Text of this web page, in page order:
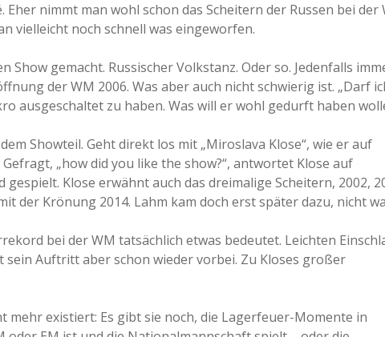
nimmt man wohl schon das Scheitern der Russen bei der
vielleicht noch schnell was eingeworfen.
Show gemacht. Russischer Volkstanz. Oder so. Jedenfalls
der WM 2006. Was aber auch nicht schwierig ist. „Darf
ausgeschaltet zu haben. Was will er wohl gedurft haben
Showteil. Geht direkt los mit „Miroslava Klose“, wie er auf
„how did you like the show?“, antwortet Klose auf
gespielt. Klose erwähnt auch das dreimalige Scheitern, 2002,
der Krönung 2014. Lahm kam doch erst später dazu, nicht
bei der WM tatsächlich etwas bedeutet. Leichten
sein Auftritt aber schon wieder vorbei. Zu Kloses großer
mehr existiert: Es gibt sie noch, die Lagerfeuer-Momente in